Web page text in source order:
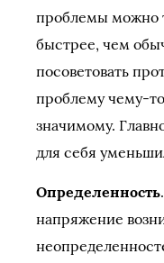
проблемы можно
быстрее, чем
посоветовать
проблему чему-
значимому.
для себя
Определенность
напряжение